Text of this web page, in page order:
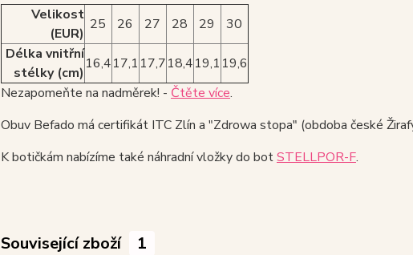
Velikost
(EUR)
25 26 27 28 29
30
Délka vnitřní
stélky (cm)
16,417,1 17,718,419,1 19,6
Nezapomeňte na nadměrek! - Čtěte více.
Obuv Befado má certifikát ITC Zlín a "Zdrowa stopa" (obdoba české
K botičkám nabízíme také náhradní vložky do botSTELLPOR-F.
Související zboží 1